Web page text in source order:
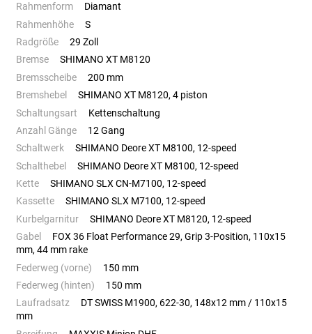
Rahmenform
Diamant
Rahmenhöhe
S
Radgröße
29 Zoll
Bremse
SHIMANO XT M8120
Bremsscheibe
200 mm
Bremshebel
SHIMANO XT M8120, 4 piston
Schaltungsart
Kettenschaltung
Anzahl Gänge
12 Gang
Schaltwerk
SHIMANO Deore XT M8100, 12-speed
Schalthebel
SHIMANO Deore XT M8100, 12-speed
Kette
SHIMANO SLX CN-M7100, 12-speed
Kassette
SHIMANO SLX M7100, 12-speed
Kurbelgarnitur
SHIMANO Deore XT M8120, 12-speed
Gabel
FOX 36 Float Performance 29, Grip 3-Position, 110x15
mm, 44 mm rake
Federweg (vorne)
150 mm
Federweg (hinten)
150 mm
Laufradsatz
DT SWISS M1900, 622-30, 148x12 mm / 110x15
mm